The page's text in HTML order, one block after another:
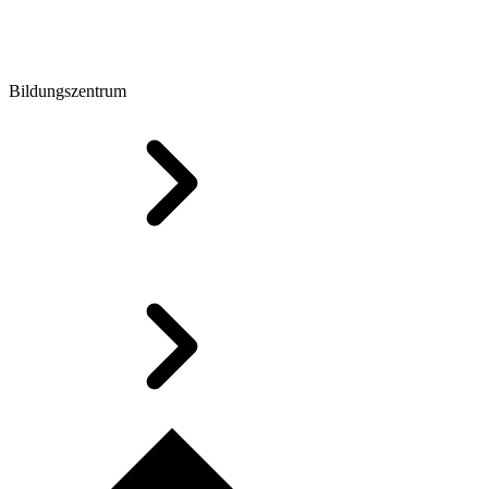
Bildungszentrum